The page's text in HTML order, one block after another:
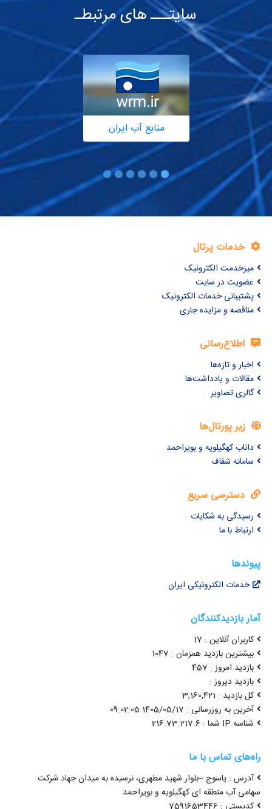
سایتـــ های مرتبطـ
منابع آب ایران
خدمات پرتال
میزخدمت الکترونیک
عضویت در سایت
پشتیبانی خدمات الکترونیک
مناقصه و مزایده جاری
اطلاع‌رسانی
اخبار و تازه‌ها
مقالات و یادداشت‌ها
گالری تصاویر
زیر پورتال‌ها
داناب کهگیلویه و بویراحمد
سامانه شفاف
دسترسی سریع
رسیدگی به شکایات
ارتباط با ما
پیوندها
خدمات الکترونیکی ایران
آمار بازدیدکنندگان
کاربران آنلاین : 17
بیشترین بازدید همزمان : 1047
بازدید امروز : 457
بازدید دیروز :
کل بازدید : 3,160,421
آخرین به روزرسانی : 1405/05/17 09:02:05
شناسه IP شما : 216.73.217.6
راه‌های تماس با ما
آدرس : یاسوج –بلوار شهید مطهری، نرسیده به میدان جهاد شرکت
سهامی آب منطقه ای کهگیلویه و بویراحمد